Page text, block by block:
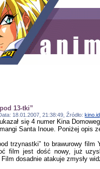
13-tki”
Data: 18.01.2007, 21:38:49, Źródło:
się 4 numer Kina
Santa Inoue. Poniżej opis
trzynastki” to brawurowy
film jest dość nowy, już
dosadnie atakuje zmysły